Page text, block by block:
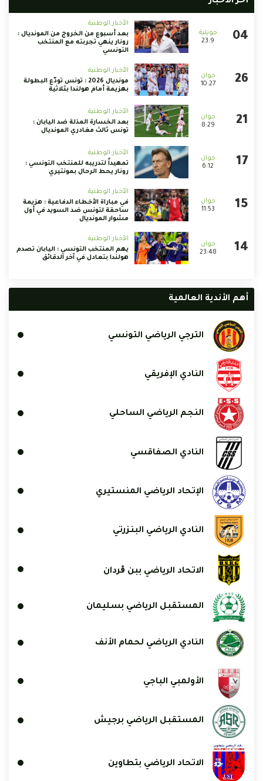
23:9
الأخبار الوطنية
بعد أسبوع من الخروج من المونديال :
رونار ينهي تجربته مع المنتخب
التونسي
10:27
الأخبار الوطنية
مونديال 2026 : تونس تودّع البطولة
بهزيمة أمام هولندا بثلاثية
8:29
الأخبار الوطنية
بعد الخسارة المذلة ضد اليابان :
تونس ثالث مغادري المونديال
6:12
الأخبار الوطنية
تمهيداً لتدريبه للمنتخب التونسي :
رونار يحط الرحال بمونتيري
11:53
الأخبار الوطنية
في مباراة الأخطاء الدفاعية : هزيمة
ساحقة لتونس ضد السويد في أول
مشوار المونديال
23:48
الأخبار الوطنية
يهم المنتخب التونسي : اليابان تصدم
هولندا بتعادل في آخر الدقائق
أهم الأندية العالمية
الترجي الرياضي التونسي
النادي الإفريقي
النجم الرياضي الساحلي
النادي الصفاقسي
الإتحاد الرياضي المنستيري
النادي الرياضي البنزرتي
الاتحاد الرياضي ببن ڨردان
المستقبل الرياضي بسليمان
النادي الرياضي لحمام الأنف
الأولمبي الباجي
المستقبل الرياضي برجيش
الاتحاد الرياضي بتطاوين